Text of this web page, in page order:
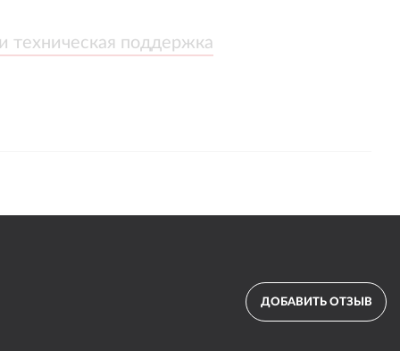
техническая поддержка
техническая поддержка
ДОБАВИТЬ ОТЗЫВ